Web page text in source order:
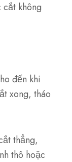
không
đến khi
xong, tháo
thẳng,
thô hoặc